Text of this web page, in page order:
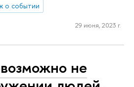
о событии
29 июня, 2023 г.
не